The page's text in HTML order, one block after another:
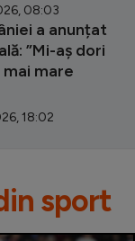
08:03
a anunțat
”Mi-aș dori
mare
18:02
sport